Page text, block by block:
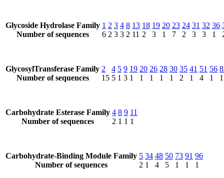
Glycoside Hydrolase Family
Number of sequences
1
6
2
2
3
3
4
3
8
2
13
11
18
2
19
3
20
1
23
7
24
2
31
3
32
3
36
1
GlycosylTransferase Family
Number of sequences
2
15
4
5
5
1
9
3
19
1
20
1
26
1
28
1
30
1
35
2
41
1
51
4
56
1
1
Carbohydrate Esterase Family
Number of sequences
4
2
8
1
9
1
11
1
Carbohydrate-Binding Module Family
Number of sequences
5
2
34
1
48
4
50
5
73
1
91
1
96
1